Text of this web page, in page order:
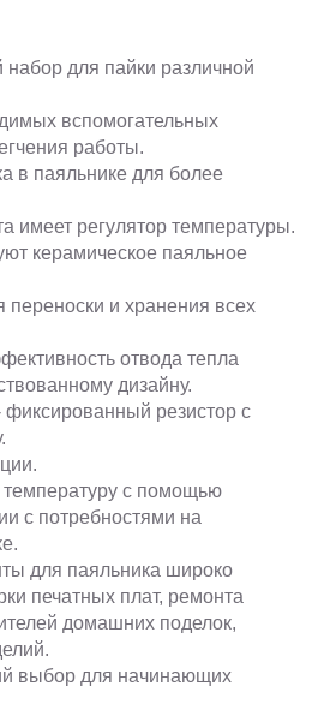
для пайки различной
вспомогательных
работы.
в паяльнике для более
имеет регулятор температуры.
керамическое паяльное
переноски и хранения всех
отвода тепла
дизайну.
резистор с
температуру с помощью
с потребностями на
для паяльника широко
печатных плат, ремонта
домашних поделок,
выбор для начинающих